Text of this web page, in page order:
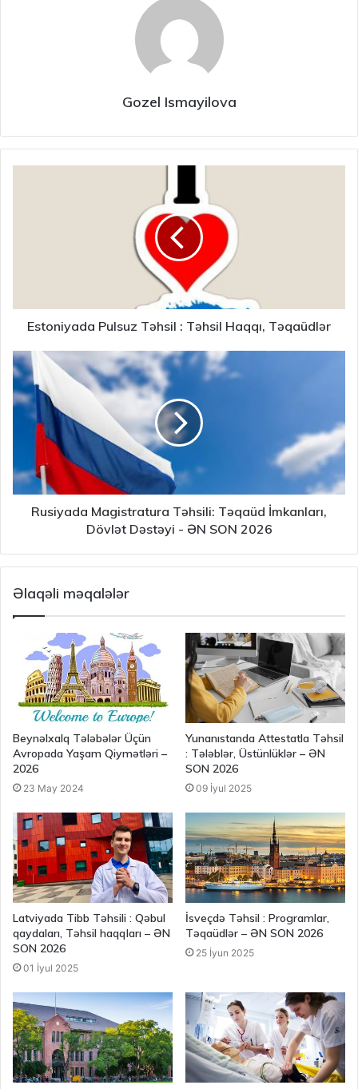
Gozel Ismayilova
Estoniyada Pulsuz Təhsil : Təhsil Haqqı, Təqaüdlər
Rusiyada Magistratura Təhsili: Təqaüd İmkanları,
Dövlət Dəstəyi - ƏN SON 2026
Əlaqəli məqalələr
Beynəlxalq Tələbələr Üçün
Avropada Yaşam Qiymətləri –
2026
23 May 2024
Yunanıstanda Attestatla Təhsil
: Tələblər, Üstünlüklər – ƏN
SON 2026
09 İyul 2025
Latviyada Tibb Təhsili : Qəbul
qaydaları, Təhsil haqqları – ƏN
SON 2026
01 İyul 2025
İsveçdə Təhsil : Programlar,
Təqaüdlər – ƏN SON 2026
25 İyun 2025